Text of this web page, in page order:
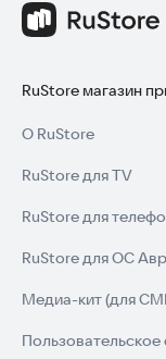
RuStore магазин
О RuStore
RuStore для TV
RuStore для
RuStore для ОС
Медиа-кит (для